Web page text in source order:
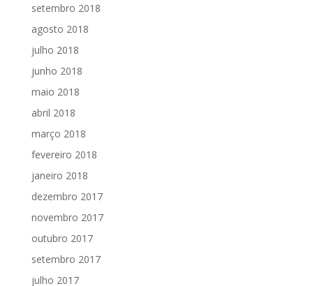
setembro 2018
agosto 2018
julho 2018
junho 2018
maio 2018
abril 2018
março 2018
fevereiro 2018
janeiro 2018
dezembro 2017
novembro 2017
outubro 2017
setembro 2017
julho 2017